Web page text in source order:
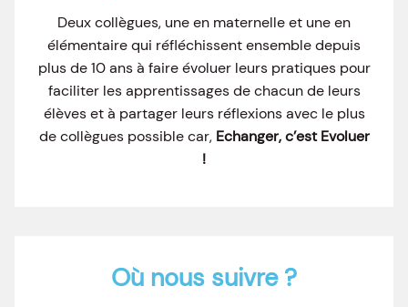
Deux collègues, une en maternelle et une en
élémentaire qui réfléchissent ensemble depuis
plus de 10 ans à faire évoluer leurs pratiques pour
faciliter les apprentissages de chacun de leurs
élèves et à partager leurs réflexions avec le plus
de collègues possible car, Echanger, c’est Evoluer
!
Où nous suivre ?